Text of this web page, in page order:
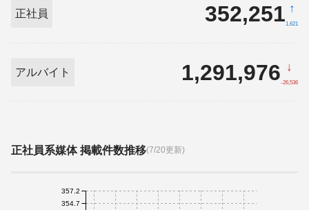
正社員 352,251 ↑
1,621
アルバイト 1,291,976 ↓
-26,536
正社員系媒体 掲載件数推移(7/20更新)
354.7
357.2